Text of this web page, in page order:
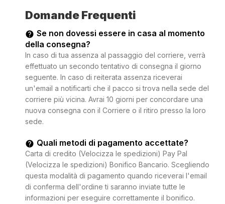
Domande Frequenti
Se non dovessi essere in casa al momento
della consegna?
In caso di tua assenza al passaggio del corriere, verrà
effettuato un secondo tentativo di consegna il giorno
seguente. In caso di reiterata assenza riceverai
un'email a notificarti che il pacco si trova nella sede del
corriere più vicina. Avrai 10 giorni per concordare una
nuova consegna con il Corriere o il ritiro presso la loro
sede.
Quali metodi di pagamento accettate?
Carta di credito (Velocizza le spedizioni) Pay Pal
(Velocizza le spedizioni) Bonifico Bancario. Scegliendo
questa modalità di pagamento quando riceverai l'email
di conferma dell'ordine ti saranno inviate tutte le
informazioni per eseguire correttamente il bonifico.